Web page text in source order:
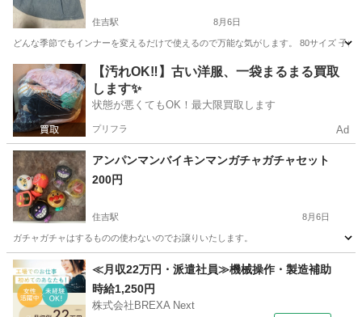
住吉駅 8月6日
どんな季節でもインナーを変えるだけで使えるので万能な気がします。 80サイズ 子
東京 江東区 住吉駅 その他 インナー
【汚れOK‼️】古い洋服、一袋まるまる買取
します✨
状態が悪くてもOK！最大限買取します
プリフラ Ad
アンパンマンバイキンマンガチャガチャセット
200円
住吉駅 8月6日
ガチャガチャはするものの使わないのでお譲りいたします。
東京 江東区 住吉駅 その他 ガチャガチャ
≪月収22万円・派遣社員≫機械操作・製造補助
時給1,250円
株式会社BREXA Next